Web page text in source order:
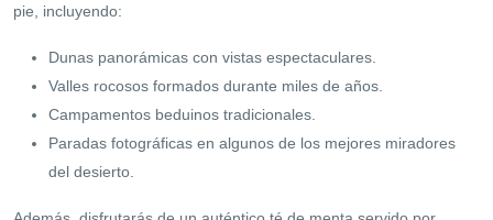
pie, incluyendo:
Dunas panorámicas con vistas espectaculares.
Valles rocosos formados durante miles de años.
Campamentos beduinos tradicionales.
Paradas fotográficas en algunos de los mejores miradores
del desierto.